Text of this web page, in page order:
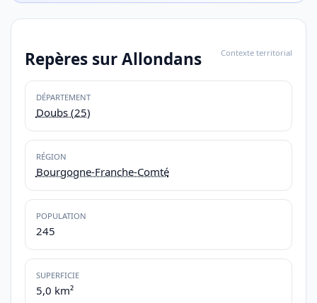
Repères sur Allondans Contexte territorial
DÉPARTEMENT
Doubs (25)
RÉGION
Bourgogne-Franche-Comté
POPULATION
245
SUPERFICIE
5,0 km²